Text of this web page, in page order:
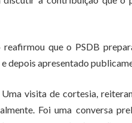
que o PSDB
depois apresentado
visita de cortesia,
Foi uma conversa